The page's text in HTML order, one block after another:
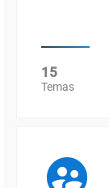
15
Temas